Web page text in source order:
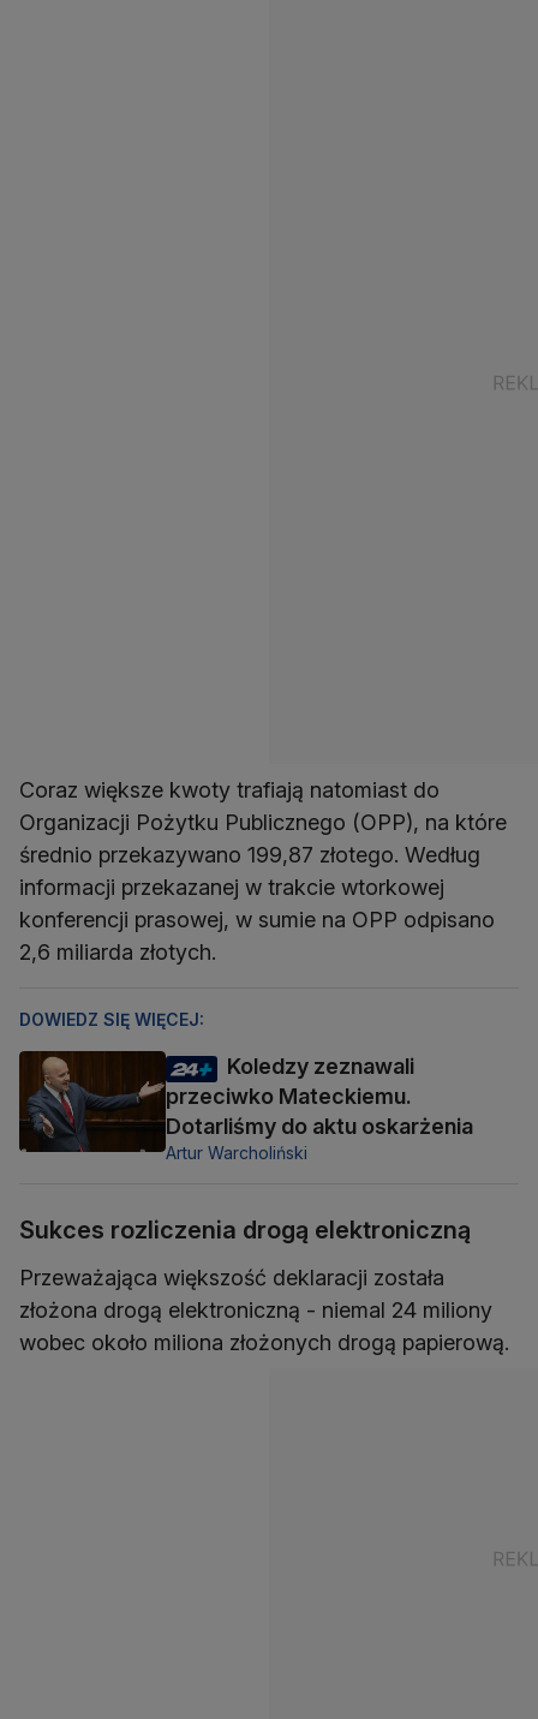
Coraz większe kwoty trafiają natomiast do
Organizacji Pożytku Publicznego (OPP), na które
średnio przekazywano 199,87 złotego. Według
informacji przekazanej w trakcie wtorkowej
konferencji prasowej, w sumie na OPP odpisano
2,6 miliarda złotych.
DOWIEDZ SIĘ WIĘCEJ:
Koledzy zeznawali
przeciwko Mateckiemu.
Dotarliśmy do aktu oskarżenia
Artur Warcholiński
Sukces rozliczenia drogą elektroniczną
Przeważająca większość deklaracji została
złożona drogą elektroniczną - niemal 24 miliony
wobec około miliona złożonych drogą papierową.